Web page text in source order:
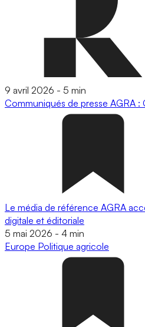
9 avril 2026 - 5 min
Communiqués de presse AGRA :
Le média de référence AGRA
digitale et éditoriale
5 mai 2026 - 4 min
Europe Politique agricole